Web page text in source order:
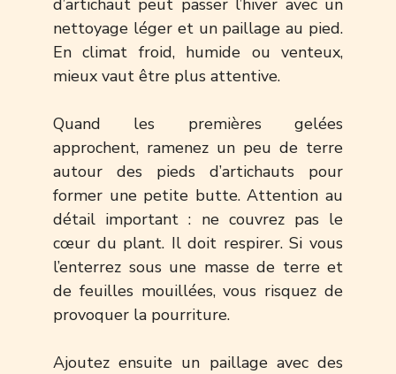
d’artichaut peut passer l’hiver avec un
nettoyage léger et un paillage au pied.
En climat froid, humide ou venteux,
mieux vaut être plus attentive.
Quand les premières gelées
approchent, ramenez un peu de terre
autour des pieds d’artichauts pour
former une petite butte. Attention au
détail important : ne couvrez pas le
cœur du plant. Il doit respirer. Si vous
l’enterrez sous une masse de terre et
de feuilles mouillées, vous risquez de
provoquer la pourriture.
Ajoutez ensuite un paillage avec des